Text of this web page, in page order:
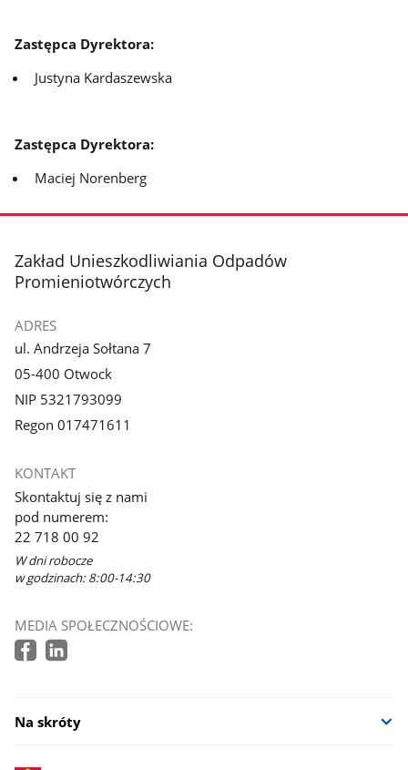
Zastępca Dyrektora:
Justyna Kardaszewska
Zastępca Dyrektora:
Maciej Norenberg
stopka
Zakład Unieszkodliwiania Odpadów
Promieniotwórczych
ADRES
ul. Andrzeja Sołtana 7
05-400 Otwock
NIP 5321793099
Regon 017471611
KONTAKT
Skontaktuj się z nami
pod numerem:
22 718 00 92
W dni robocze
w godzinach: 8:00-14:30
MEDIA SPOŁECZNOŚCIOWE:
Na skróty